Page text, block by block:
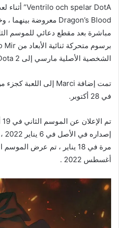
مباشرة بعد مقطع دعائي للموسم
الشخصية الأصلية مارسي إلى Dota 2 كبطل قابل للعب .
في 28 أكتوبر.
أغسطس 2022 .